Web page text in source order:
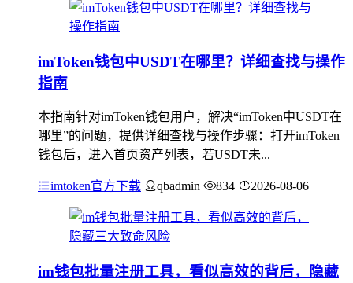
imToken钱包中USDT在哪里？详细查找与操作
指南
本指南针对imToken钱包用户，解决“imToken中USDT在
哪里”的问题，提供详细查找与操作步骤：打开imToken
钱包后，进入首页资产列表，若USDT未...
imtoken官方下载 qbadmin 834 2026-08-06
im钱包批量注册工具，看似高效的背后，隐藏